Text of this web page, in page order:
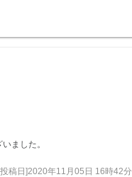
ました。
[投稿日]2020年11月05日 16時42分